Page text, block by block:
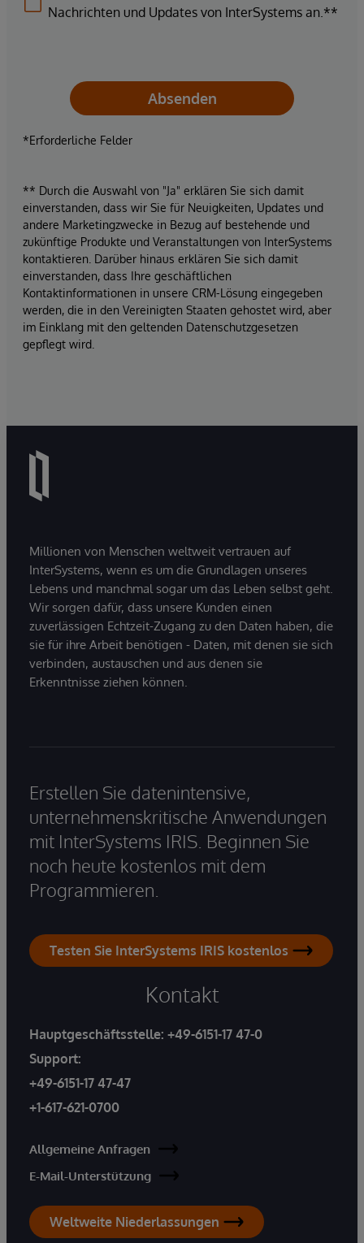
Nachrichten und Updates von InterSystems an.**
Absenden
*Erforderliche Felder
** Durch die Auswahl von "Ja" erklären Sie sich damit
einverstanden, dass wir Sie für Neuigkeiten, Updates und
andere Marketingzwecke in Bezug auf bestehende und
zukünftige Produkte und Veranstaltungen von InterSystems
kontaktieren. Darüber hinaus erklären Sie sich damit
einverstanden, dass Ihre geschäftlichen
Kontaktinformationen in unsere CRM-Lösung eingegeben
werden, die in den Vereinigten Staaten gehostet wird, aber
im Einklang mit den geltenden Datenschutzgesetzen
gepflegt wird.
Millionen von Menschen weltweit vertrauen auf
InterSystems, wenn es um die Grundlagen unseres
Lebens und manchmal sogar um das Leben selbst geht.
Wir sorgen dafür, dass unsere Kunden einen
zuverlässigen Echtzeit-Zugang zu den Daten haben, die
sie für ihre Arbeit benötigen - Daten, mit denen sie sich
verbinden, austauschen und aus denen sie
Erkenntnisse ziehen können.
Erstellen Sie datenintensive,
unternehmenskritische Anwendungen
mit InterSystems IRIS. Beginnen Sie
noch heute kostenlos mit dem
Programmieren.
Testen Sie InterSystems IRIS kostenlos
Kontakt
Hauptgeschäftsstelle: +49-6151-17 47-0
Support:
+49-6151-17 47-47
+1-617-621-0700
Allgemeine Anfragen
E-Mail-Unterstützung
Weltweite Niederlassungen